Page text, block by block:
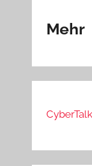
Mehr